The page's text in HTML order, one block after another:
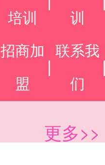
培训
训
招商加
盟
联系我
们
更多>>